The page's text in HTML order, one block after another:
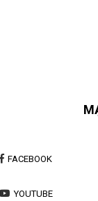
FACEBOOK
YOUTUBE